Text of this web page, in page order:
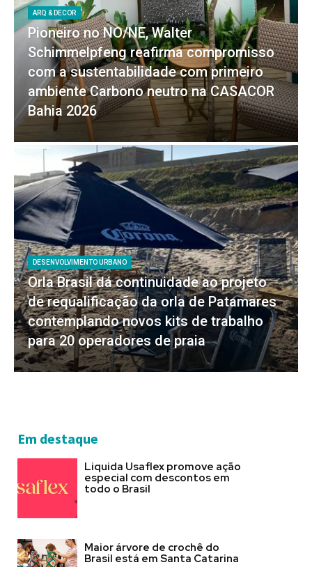
ARQ & DECOR
Pioneiro no NO/NE, Walter
Schimmelpfeng reafirma compromisso
com a sustentabilidade com primeiro
ambiente Carbono neutro na CASACOR
Bahia 2026
DESENVOLVIMENTO URBANO
Orla Brasil dá continuidade ao projeto
de requalificação da orla de Patamares
contemplando novos kits de trabalho
para 20 operadores de praia
Em destaque
Liquida Usaflex promove ação
especial com descontos em
todo o Brasil
Maior árvore de crochê do
Brasil está em Santa Catarina